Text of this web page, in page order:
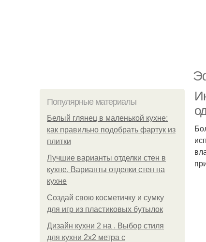
Популярные материалы
Белый глянец в маленькой кухне:
как правильно подобрать фартук из
плитки
Лучшие варианты отделки стен в
кухне. Варианты отделки стен на
кухне
Создай свою косметичку и сумку
для игр из пластиковых бутылок
Дизайн кухни 2 на . Выбор стиля
для кухни 2х2 метра с